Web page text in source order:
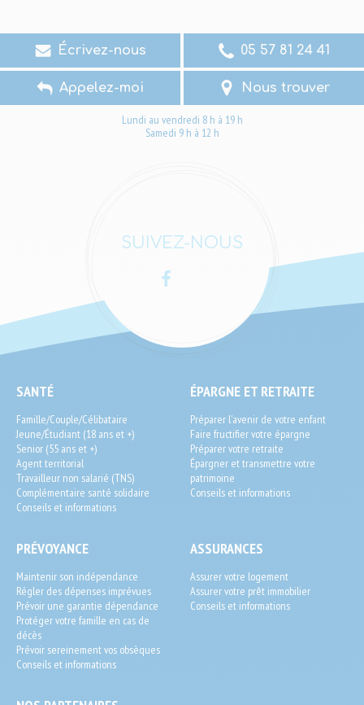
Écrivez-nous 05 57 81 24 41
Lundi au vendredi 8 h à 19 h
Samedi 9 h à 12 h
Appelez-moi Nous trouver
SUIVEZ-NOUS
Facebook
SEO
End-
User
SANTÉ
Famille/Couple/Célibataire
Jeune/Étudiant (18 ans et +)
Senior (55 ans et +)
Agent territorial
Travailleur non salarié (TNS)
Complémentaire santé solidaire
Conseils et informations
ÉPARGNE ET RETRAITE
Préparer l'avenir de votre enfant
Faire fructifier votre épargne
Préparer votre retraite
Épargner et transmettre votre
patrimoine
Conseils et informations
PRÉVOYANCE
Maintenir son indépendance
Régler des dépenses imprévues
Prévoir une garantie dépendance
Protéger votre famille en cas de
décès
Prévoir sereinement vos obsèques
Conseils et informations
ASSURANCES
Assurer votre logement
Assurer votre prêt immobilier
Conseils et informations